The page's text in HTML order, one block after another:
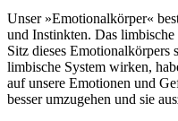
Unser »Emotionalkörper«
und Instinkten. Das limbische
Sitz dieses Emotionalkörpers
limbische System wirken,
auf unsere Emotionen und
besser umzugehen und sie